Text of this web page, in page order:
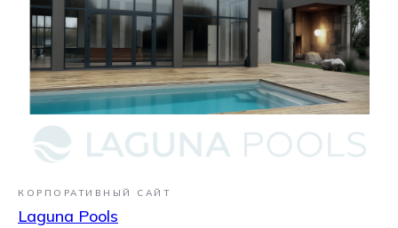
КОРПОРАТИВНЫЙ САЙТ
Laguna Pools